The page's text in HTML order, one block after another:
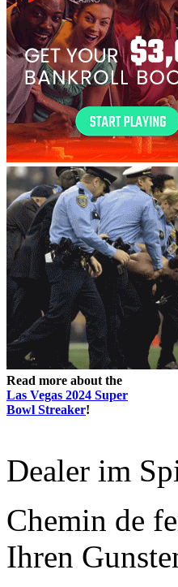
Read more about the
Las Vegas 2024 Super
Bowl Streaker!
Dealer im
Chemin de
Ihren